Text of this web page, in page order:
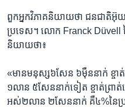
ពួកអ្នក​វិភាគ​និយាយថា​ ជនជាតិ​អ៊ុយ
ប្រទេស។​ លោក Franck Düvell នៃ​
និយាយថា៖
«មានមនុស្ស​៦សែន​ ៦ម៉ឺននាក់ ​ខ្ច
១លាន ​៥សែន​នាក់ទៀត​ ខ្ចាត់ព្រាត់
អស់​២លាន​ ២សែន​នាក់ ​គឺ៤%នៃប្រ